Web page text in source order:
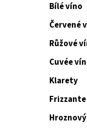
Bílé víno
Červené
Růžové
Cuvée
Klarety
Frizzante